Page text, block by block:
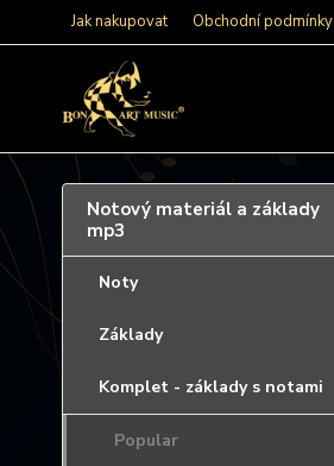
Jak nakupovat Obchodní podmínky
Notový materiál a základy
mp3
Noty
Základy
Komplet - základy s notami
Popular